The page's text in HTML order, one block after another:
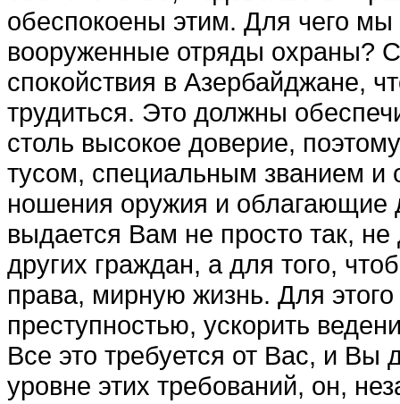
обеспокоены этим. Для чего
вооруженные отряды охра­ны?
спокойствия в Азербайджане,
трудиться. Это должны
столь высокое доверие,
тусом, специальным званием
ношения оружия и об­лагающие
выдается Вам не просто так,
других граждан, а для того,
права, мирную жизнь. Для
преступностью, ускорить
Все это требуется от Вас, и Вы
уровне этих требова­ний, он,